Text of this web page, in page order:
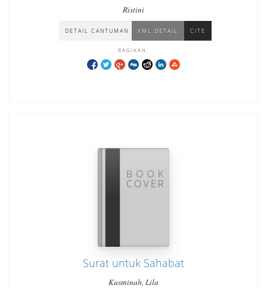
Ristini
DETAIL CANTUMAN XML DETAIL CITE
BAGIKAN:
Surat untuk Sahabat
Kusminah, Lila